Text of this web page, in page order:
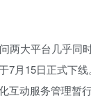
两大平台几乎同
7月15日正式下
互动服务管理暂